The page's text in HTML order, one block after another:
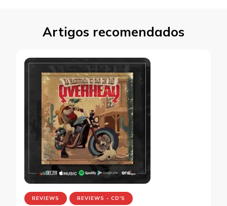
Artigos recomendados
REVIEWS REVIEWS - CD'S